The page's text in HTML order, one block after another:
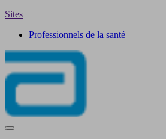
Sites
Professionnels de la santé